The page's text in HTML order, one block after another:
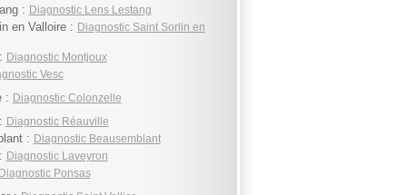
: Diagnostic Lens Lestang
en Valloire : Diagnostic Saint Sorlin en
Diagnostic Montjoux
Vesc
: Diagnostic Colonzelle
Diagnostic Réauville
: Diagnostic Beausemblant
Diagnostic Laveyron
Ponsas